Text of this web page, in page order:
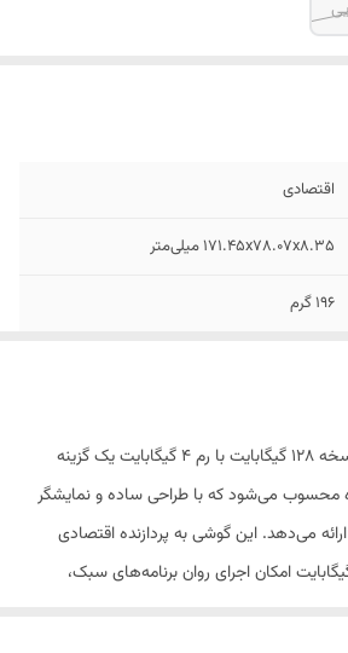
اقتصادی
171.45x78.07x8.35 میلی‌متر
196 گرم
گوشی موبایل TCH One نسخه 128 گیگابایت با رم 4 گیگابایت یک گزینه
محسوب می‌شود که با طراحی ساده و نمایشگر
می‌دهد. این گوشی به پردازنده اقتصادی
شده و در کنار رم 4 گیگابایت امکان اجرای روان برنامه‌های سبک،